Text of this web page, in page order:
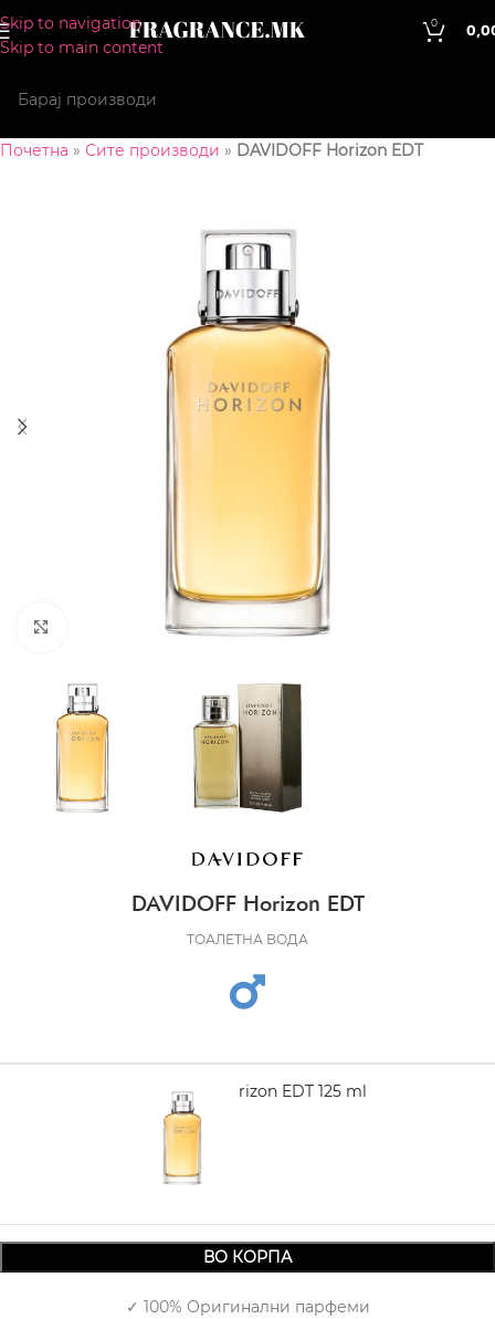
Skip to navigation
Skip to main content
0
Почетна » Сите производи » DAVIDOFF Horizon EDT
CLICK TO ENLARGE
DAVIDOFF Horizon EDT
ТОАЛЕТНА ВОДА
DAVIDOFF Horizon EDT 125 ml
ВО КОРПА
✓ 100% Оригинални парфеми